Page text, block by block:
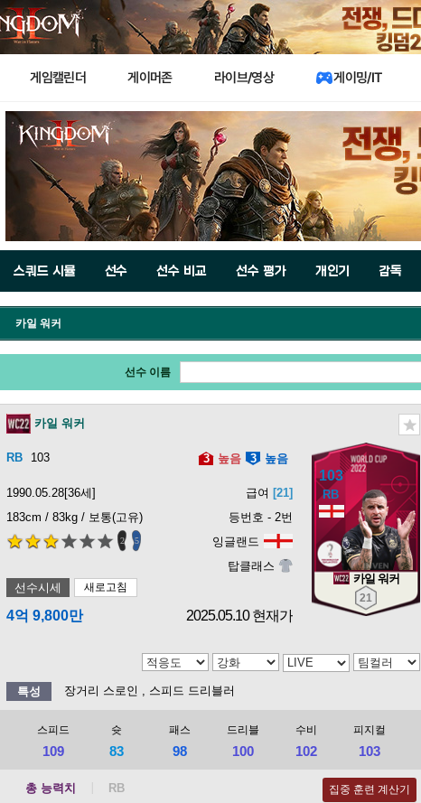
게임캘린더 게이머존 라이브/영상 게이밍/IT
스쿼드 시뮬 선수 선수 비교 선수 평가 개인기 감독
카일 워커
선수 이름
카일 워커
103 3 높음 3 높음
1990.05.28[36세] 급여 [21]
183cm / 83kg / 보통(고유)
등번호 - 2번
2 5
잉글랜드
탑클래스
선수시세
새로고침
4억 9,800만 2025.05.10 현재가
103
카일 워커
21
특성 장거리 스로인 , 스피드 드리블러
스피드
109
슛
83
패스
98
드리블
100
수비
102
피지컬
103
총 능력치 집중 훈련 계산기